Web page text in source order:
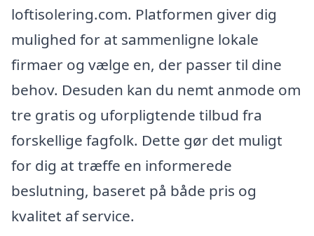
loftisolering.com. Platformen giver dig
mulighed for at sammenligne lokale
firmaer og vælge en, der passer til dine
behov. Desuden kan du nemt anmode om
tre gratis og uforpligtende tilbud fra
forskellige fagfolk. Dette gør det muligt
for dig at træffe en informerede
beslutning, baseret på både pris og
kvalitet af service.